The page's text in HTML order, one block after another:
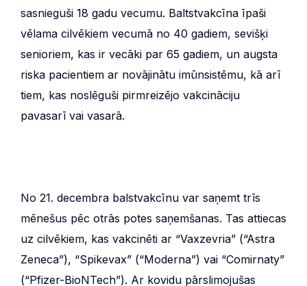
sasnieguši 18 gadu vecumu. Baltstvakcīna īpaši
vēlama cilvēkiem vecumā no 40 gadiem, sevišķi
senioriem, kas ir vecāki par 65 gadiem, un augsta
riska pacientiem ar novājinātu imūnsistēmu, kā arī
tiem, kas noslēguši pirmreizējo vakcināciju
pavasarī vai vasarā.
No 21. decembra balstvakcīnu var saņemt trīs
mēnešus pēc otrās potes saņemšanas. Tas attiecas
uz cilvēkiem, kas vakcinēti ar “Vaxzevria” (“Astra
Zeneca”), “Spikevax” (“Moderna”) vai “Comirnaty”
(“Pfizer-BioNTech”). Ar kovidu pārslimojušas